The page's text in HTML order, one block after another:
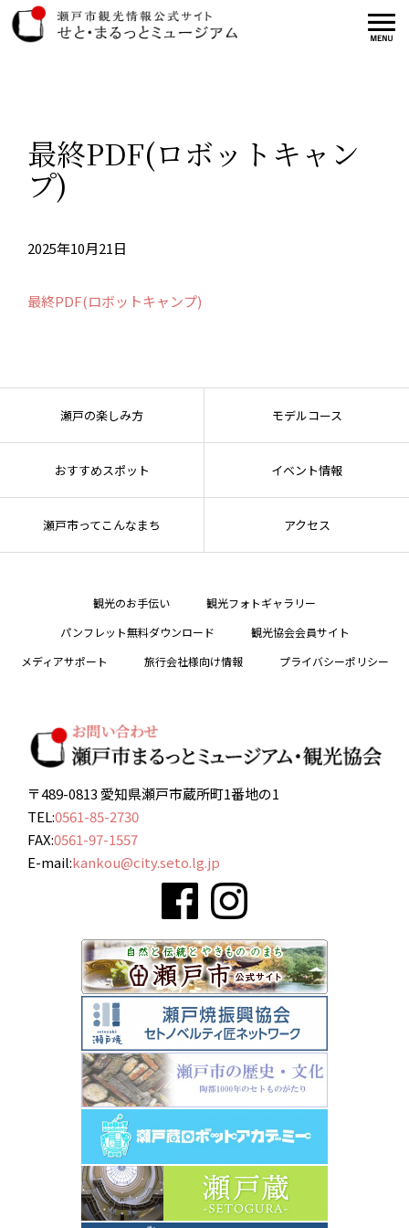
最終PDF(ロボットキャン
プ)
2025年10月21日
最終PDF(ロボットキャンプ)
瀬戸の楽しみ方 モデルコース
おすすめスポット イベント情報
瀬戸市ってこんなまち アクセス
観光のお手伝い
観光フォトギャラリー
パンフレット無料ダウンロード
観光協会会員サイト
メディアサポート
旅行会社様向け情報 プライバシーポリシー
〒489-0813 愛知県瀬戸市蔵所町1番地の1
TEL:0561-85-2730
FAX:0561-97-1557
E-mail:kankou@city.seto.lg.jp